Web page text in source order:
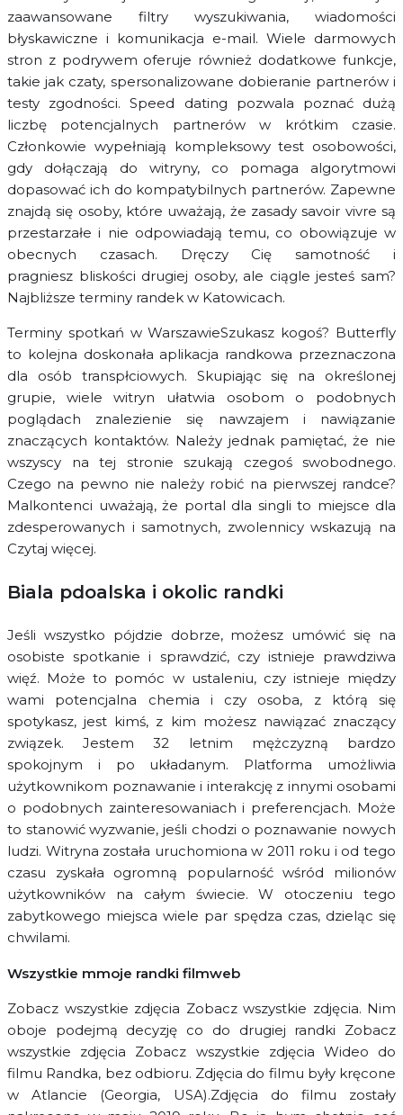
zaawansowane filtry wyszukiwania, wiadomości
błyskawiczne i komunikacja e-mail. Wiele darmowych
stron z podrywem oferuje również dodatkowe funkcje,
takie jak czaty, spersonalizowane dobieranie partnerów i
testy zgodności. Speed dating pozwala poznać dużą
liczbę potencjalnych partnerów w krótkim czasie.
Członkowie wypełniają kompleksowy test osobowości,
gdy dołączają do witryny, co pomaga algorytmowi
dopasować ich do kompatybilnych partnerów. Zapewne
znajdą się osoby, które uważają, że zasady savoir vivre są
przestarzałe i nie odpowiadają temu, co obowiązuje w
obecnych czasach. Dręczy Cię samotność i
pragniesz bliskości drugiej osoby, ale ciągle jesteś sam?
Najbliższe terminy randek w Katowicach.
Terminy spotkań w WarszawieSzukasz kogoś? Butterfly
to kolejna doskonała aplikacja randkowa przeznaczona
dla osób transpłciowych. Skupiając się na określonej
grupie, wiele witryn ułatwia osobom o podobnych
poglądach znalezienie się nawzajem i nawiązanie
znaczących kontaktów. Należy jednak pamiętać, że nie
wszyscy na tej stronie szukają czegoś swobodnego.
Czego na pewno nie należy robić na pierwszej randce?
Malkontenci uważają, że portal dla singli to miejsce dla
zdesperowanych i samotnych, zwolennicy wskazują na
Czytaj więcej.
Biala pdoalska i okolic randki
Jeśli wszystko pójdzie dobrze, możesz umówić się na
osobiste spotkanie i sprawdzić, czy istnieje prawdziwa
więź. Może to pomóc w ustaleniu, czy istnieje między
wami potencjalna chemia i czy osoba, z którą się
spotykasz, jest kimś, z kim możesz nawiązać znaczący
związek. Jestem 32 letnim mężczyzną bardzo
spokojnym i po układanym. Platforma umożliwia
użytkownikom poznawanie i interakcję z innymi osobami
o podobnych zainteresowaniach i preferencjach. Może
to stanowić wyzwanie, jeśli chodzi o poznawanie nowych
ludzi. Witryna została uruchomiona w 2011 roku i od tego
czasu zyskała ogromną popularność wśród milionów
użytkowników na całym świecie. W otoczeniu tego
zabytkowego miejsca wiele par spędza czas, dzieląc się
chwilami.
Wszystkie mmoje randki filmweb
Zobacz wszystkie zdjęcia Zobacz wszystkie zdjęcia. Nim
oboje podejmą decyzję co do drugiej randki Zobacz
wszystkie zdjęcia Zobacz wszystkie zdjęcia Wideo do
filmu Randka, bez odbioru. Zdjęcia do filmu były kręcone
w Atlancie (Georgia, USA).Zdjęcia do filmu zostały